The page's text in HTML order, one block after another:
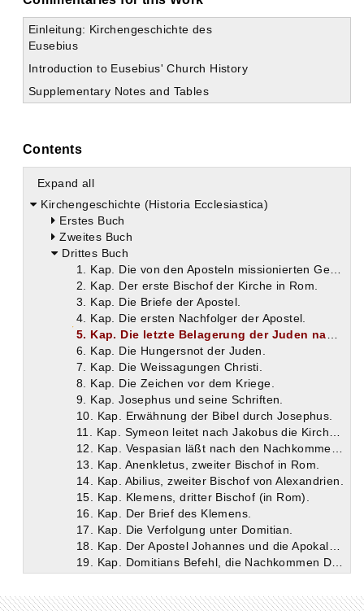
Einleitung: Kirchengeschichte des
Eusebius
Introduction to Eusebius' Church History
Supplementary Notes and Tables
Contents
Expand all
Kirchengeschichte (Historia Ecclesiastica)
Erstes Buch
Zweites Buch
Drittes Buch
2. Kap. Der erste Bischof der Kirche in Rom.
3. Kap. Die Briefe der Apostel.
4. Kap. Die ersten Nachfolger der Apostel.
6. Kap. Die Hungersnot der Juden.
7. Kap. Die Weissagungen Christi.
8. Kap. Die Zeichen vor dem Kriege.
9. Kap. Josephus und seine Schriften.
10. Kap. Erwähnung der Bibel durch Josephus.
13. Kap. Anenkletus, zweiter Bischof in Rom.
14. Kap. Abilius, zweiter Bischof von Alexandrien.
15. Kap. Klemens, dritter Bischof (in Rom).
16. Kap. Der Brief des Klemens.
17. Kap. Die Verfolgung unter Domitian.
21. Kap. Cerdo, dritter Bischof der Kirche von Alexandrien.